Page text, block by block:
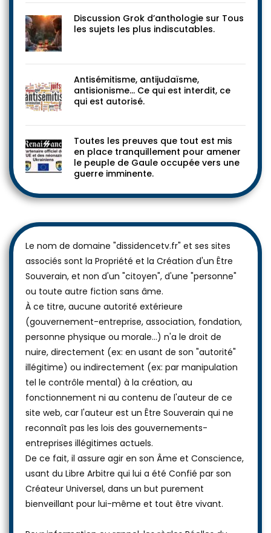
Discussion Grok d’anthologie sur Tous
les sujets les plus indiscutables.
Antisémitisme, antijudaïsme,
antisionisme… Ce qui est interdit, ce
qui est autorisé.
Toutes les preuves que tout est mis
en place tranquillement pour amener
le peuple de Gaule occupée vers une
guerre imminente.
Le nom de domaine "dissidencetv.fr" et ses sites
associés sont la Propriété et la Création d'un Être
Souverain, et non d'un "citoyen", d'une "personne"
ou toute autre fiction sans âme.
À ce titre, aucune autorité extérieure
(gouvernement-entreprise, association, fondation,
personne physique ou morale...) n'a le droit de
nuire, directement (ex: en usant de son "autorité"
illégitime) ou indirectement (ex: par manipulation
tel le contrôle mental) à la création, au
fonctionnement ni au contenu de l'auteur de ce
site web, car l'auteur est un Être Souverain qui ne
reconnaît pas les lois des gouvernements-
entreprises illégitimes actuels.
De ce fait, il assure agir en son Âme et Conscience,
usant du Libre Arbitre qui lui a été Confié par son
Créateur Universel, dans un but purement
bienveillant pour lui-même et tout être vivant.